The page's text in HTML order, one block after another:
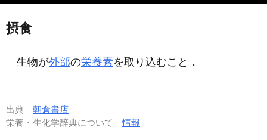
摂食
生物が外部の栄養素を取り込むこと．
出典 朝倉書店
栄養・生化学辞典について情報